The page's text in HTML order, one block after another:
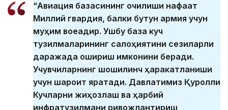
“Авиация базасининг очилиши нафақат
Миллий гвардия, балки бутун армия учун
муҳим воқеадир. Ушбу база куч
тузилмаларининг салоҳиятини сезиларли
даражада ошириш имконини беради.
Учувчиларнинг шошилинч ҳаракатланиши
учун шароит яратади. Давлатимиз Қуролли
Кучларни жиҳозлаш ва ҳарбий
инфратузилмани ривожлантириш